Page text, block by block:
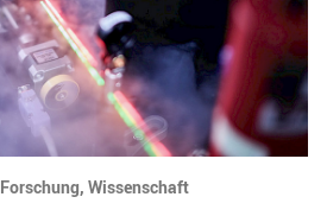
Forschung, Wissenschaft